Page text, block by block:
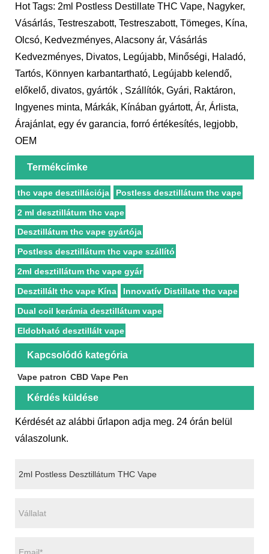
Hot Tags: 2ml Postless Destillate THC Vape, Nagyker,
Vásárlás, Testreszabott, Testreszabott, Tömeges, Kína,
Olcsó, Kedvezményes, Alacsony ár, Vásárlás
Kedvezményes, Divatos, Legújabb, Minőségi, Haladó,
Tartós, Könnyen karbantartható, Legújabb kelendő,
előkelő, divatos, gyártók , Szállítók, Gyári, Raktáron,
Ingyenes minta, Márkák, Kínában gyártott, Ár, Árlista,
Árajánlat, egy év garancia, forró értékesítés, legjobb,
OEM
Termékcímke
thc vape desztillációja Postless desztillátum thc vape
2 ml desztillátum thc vape
Desztillátum thc vape gyártója
Postless desztillátum thc vape szállító
2ml desztillátum thc vape gyár
Desztillált thc vape Kína Innovatív Distillate thc vape
Dual coil kerámia desztillátum vape
Eldobható desztillált vape
Kapcsolódó kategória
Vape patron CBD Vape Pen
Kérdés küldése
Kérdését az alábbi űrlapon adja meg. 24 órán belül
válaszolunk.